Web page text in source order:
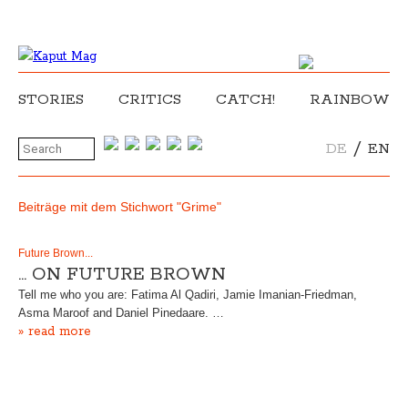
STORIES CRITICS CATCH! RAINBOW
DE / EN
Beiträge mit dem Stichwort "Grime"
Future Brown...
… ON FUTURE BROWN
Tell me who you are: Fatima Al Qadiri, Jamie Imanian-Friedman,
Asma Maroof and Daniel Pinedaare. …
» read more